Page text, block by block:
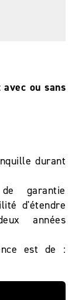
ou sans
durant
garantie
d'étendre
années
est de :